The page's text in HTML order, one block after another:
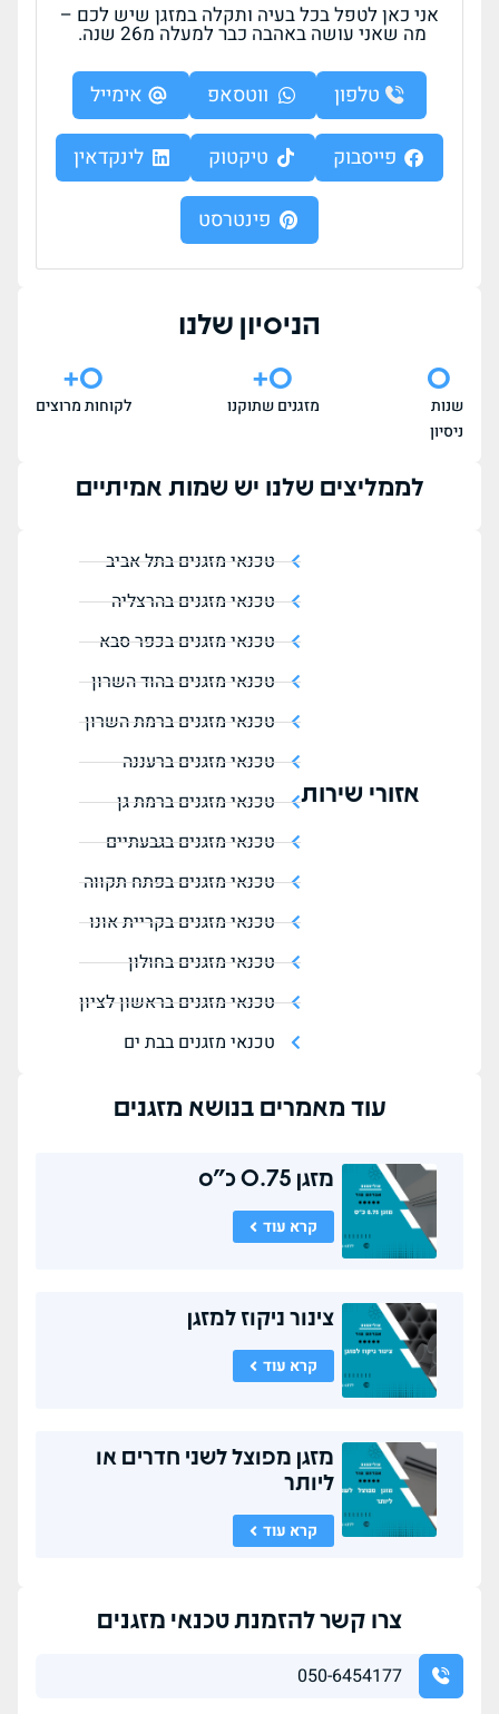
אני כאן לטפל בכל בעיה ותקלה במזגן שיש לכם –
מה שאני עושה באהבה כבר למעלה מ26 שנה.
טלפון ווטסאפ אימייל
פייסבוק טיקטוק לינקדאין
פינטרסט
הניסיון שלנו
שנות
ניסיון
0
מזגנים שתוקנו
0
+
לקוחות מרוצים
0
+
לממליצים שלנו יש שמות אמיתיים
אזורי שירות
טכנאי מזגנים בתל אביב
טכנאי מזגנים בהרצליה
טכנאי מזגנים בכפר סבא
טכנאי מזגנים בהוד השרון
טכנאי מזגנים ברמת השרון
טכנאי מזגנים ברעננה
טכנאי מזגנים ברמת גן
טכנאי מזגנים בגבעתיים
טכנאי מזגנים בפתח תקווה
טכנאי מזגנים בקריית אונו
טכנאי מזגנים בחולון
טכנאי מזגנים בראשון לציון
טכנאי מזגנים בבת ים
עוד מאמרים בנושאמזגנים
מזגן 0.75 כ"ס
קרא עוד
צינור ניקוז למזגן
קרא עוד
מזגן מפוצל לשני חדרים או
ליותר
קרא עוד
צרו קשר להזמנת טכנאי מזגנים
050-6454177